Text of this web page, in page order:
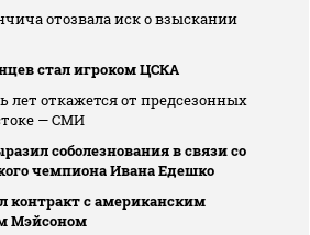
отозвала иск о взыскании
стал игроком ЦСКА
лет откажется от предсезонных
— СМИ
соболезнования в связи со
чемпиона Ивана Едешко
контракт с американским
Мэйсоном